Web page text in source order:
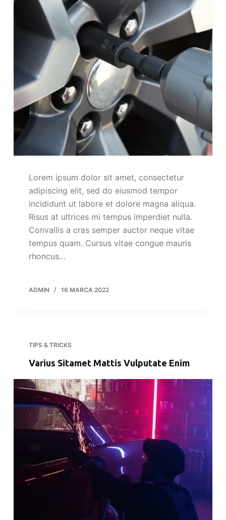
Lorem ipsum dolor sit amet, consectetur
adipiscing elit, sed do eiusmod tempor
incididunt ut labore et dolore magna aliqua.
Risus at ultrices mi tempus imperdiet nulla.
Convallis a cras semper auctor neque vitae
tempus quam. Cursus vitae congue mauris
rhoncus…
ADMIN 16 MARCA 2022
TIPS & TRICKS
Varius Sitamet Mattis Vulputate Enim